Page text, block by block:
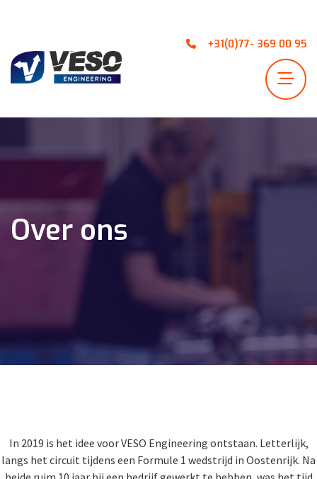
+31(0)77- 369 00 95
Over ons
In 2019 is het idee voor VESO Engineering ontstaan. Letterlijk,
langs het circuit tijdens een Formule 1 wedstrijd in Oostenrijk. Na